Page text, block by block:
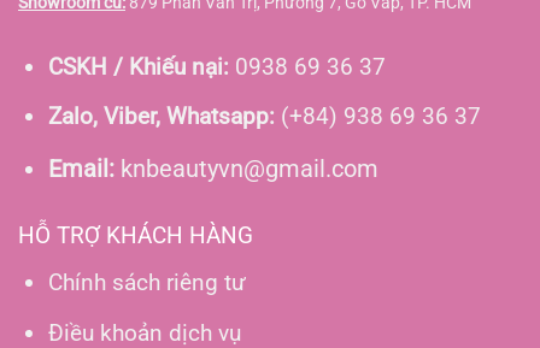
CSKH / Khiếu nại: 0938 69 36 37
Zalo, Viber, Whatsapp: (+84) 938 69 36 37
Email:knbeautyvn@gmail.com
HỖ TRỢ KHÁCH HÀNG
Chính sách riêng tư
Điều khoản dịch vụ